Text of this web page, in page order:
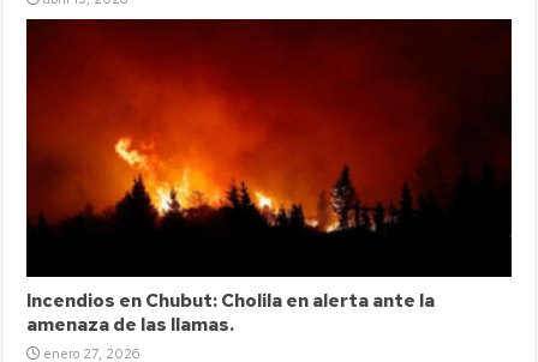
Incendios en Chubut: Cholila en alerta ante la
amenaza de las llamas.
enero 27, 2026